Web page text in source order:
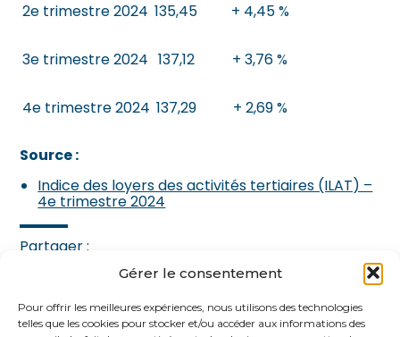
Gérer le consentement
Pour offrir les meilleures expériences, nous utilisons des technologies
telles que les cookies pour stocker et/ou accéder aux informations des
2e trimestre 2024 135,45 + 4,45 %
3e trimestre 2024 137,12 + 3,76 %
4e trimestre 2024 137,29 + 2,69 %
Source :
Indice des loyers des activités tertiaires (ILAT) –
4e trimestre 2024
Partager :
FaceBook
TwitterLinkedIn